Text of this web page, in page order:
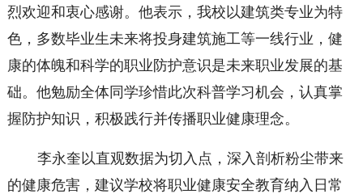
烈欢迎和衷心感谢。他表示，我校以建筑类专业为特
色，多数毕业生未来将投身建筑施工等一线行业，健
康的体魄和科学的职业防护意识是未来职业发展的基
础。他勉励全体同学珍惜此次科普学习机会，认真掌
握防护知识，积极践行并传播职业健康理念。
李永奎以直观数据为切入点，深入剖析粉尘带来
的健康危害，建议学校将职业健康安全教育纳入日常